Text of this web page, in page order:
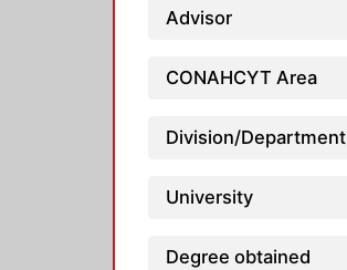
Advisor
CONAHCYT Area
Division/Department
University
Degree obtained